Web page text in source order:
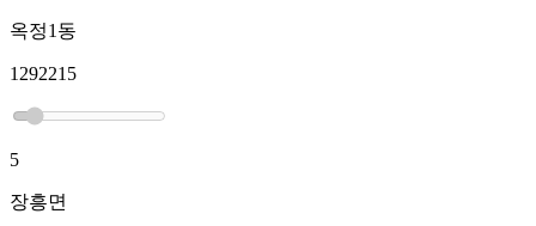
옥정1동
1292215
5
장흥면